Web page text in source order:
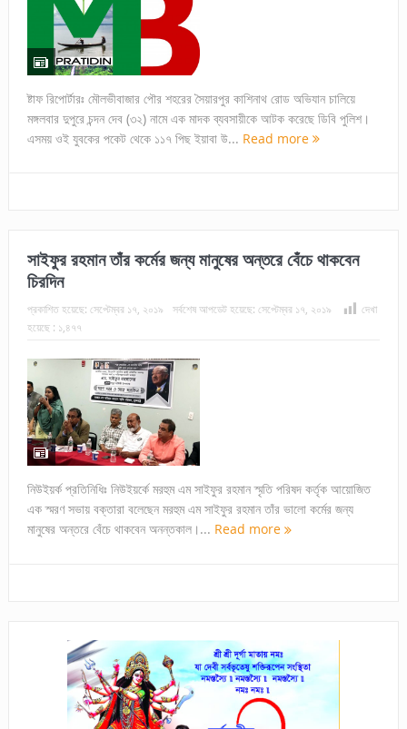
ষ্টাফ রিপোর্টারঃ মৌলভীবাজার পৌর শহরের সৈয়ারপুর কাশিনাথ রোড অভিযান চালিয়ে
মঙ্গলবার দুপুরে চন্দন দেব (৩২) নামে এক মাদক ব্যবসায়ীকে আটক করেছে ডিবি পুলিশ।
এসময় ওই যুবকের পকেট থেকে ১১৭ পিছ ইয়াবা উ... Read more
সাইফুর রহমান তাঁর কর্মের জন্য মানুষের অন্তরে বেঁচে থাকবেন
চিরদিন
প্রকাশিত হয়েছে: সেপ্টেম্বর ১৭, ২০১৯ সর্বশেষ আপডেট হয়েছে: সেপ্টেম্বর ১৭, ২০১৯
দেখা
হয়েছে : ১,৪৭৭
নিউইয়র্ক প্রতিনিধিঃ নিউইয়র্কে মরহুম এম সাইফুর রহমান স্মৃতি পরিষদ কর্তৃক আয়োজিত
এক স্মরণ সভায় বক্তারা বলেছেন মরহুম এম সাইফুর রহমান তাঁর ভালো কর্মের জন্য
মানুষের অন্তরে বেঁচে থাকবেন অনন্তকাল।... Read more